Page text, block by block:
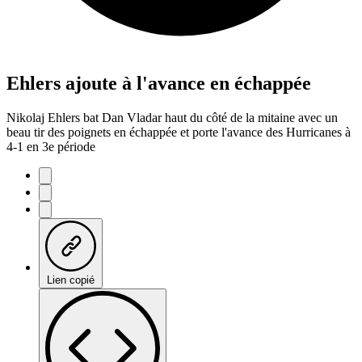
Ehlers ajoute à l'avance en échappée
Nikolaj Ehlers bat Dan Vladar haut du côté de la mitaine avec un
beau tir des poignets en échappée et porte l'avance des Hurricanes à
4-1 en 3e période
Lien copié